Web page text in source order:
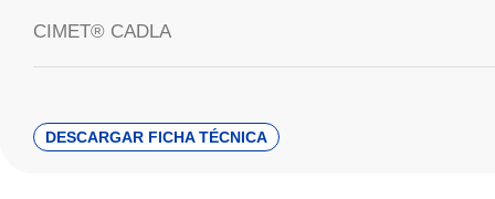
CIMET® CADLA
DESCARGAR FICHA TÉCNICA